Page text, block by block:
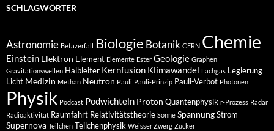
SCHLAGWÖRTER
Astronomie Betazerfall Biologie Botanik CERN Chemie
Einstein Elektron Element Elemente Ester Geologie Graphen
Gravitationswellen Halbleiter Kernfusion Klimawandel Lachgas Legierung
Licht Medizin Methan Neutron Pauli Pauli-Prinzip Pauli-Verbot Photonen
Physik Podcast Podwichteln Proton Quantenphysik r-Prozess Radar
Radioaktivität Raumfahrt Relativitätstheorie Sonne Spannung Strom
Supernova Teilchen Teilchenphysik Weisser Zwerg Zucker